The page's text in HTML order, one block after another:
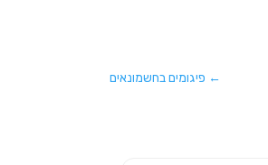
← פיגומים בחשמונאים